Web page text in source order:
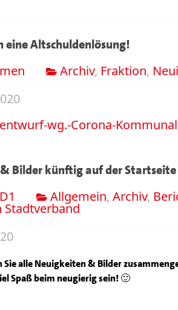
eine Altschuldenlösung!
Archiv, Fraktion,
wg.-Corona-
Bilder künftig auf der Startseite
Allgemein, Archiv,
Stadtverband
alle Neuigkeiten & Bilder
Spaß beim neugierig sein! 🙂